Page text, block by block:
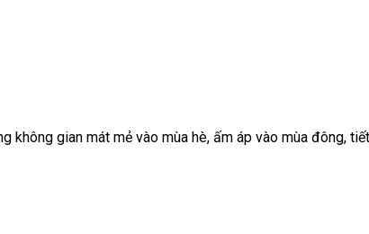
gian mát mẻ vào mùa hè, ấm áp vào mùa đông,